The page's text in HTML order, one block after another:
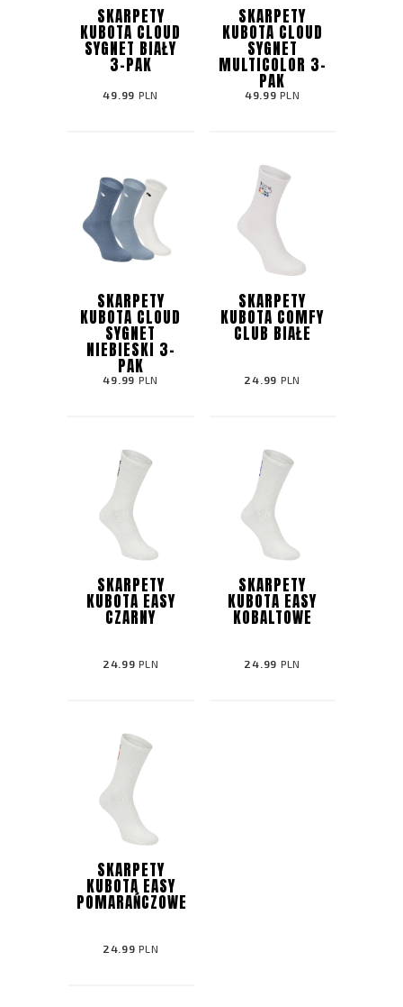
SKARPETY
KUBOTA CLOUD
SYGNET BIAŁY
3-PAK
49.99 PLN
SKARPETY
KUBOTA CLOUD
SYGNET
MULTICOLOR 3-
PAK
49.99 PLN
SKARPETY
KUBOTA CLOUD
SYGNET
NIEBIESKI 3-
PAK
49.99 PLN
SKARPETY
KUBOTA COMFY
CLUB BIAŁE
24.99 PLN
SKARPETY
KUBOTA EASY
CZARNY
24.99 PLN
SKARPETY
KUBOTA EASY
KOBALTOWE
24.99 PLN
SKARPETY
KUBOTA EASY
POMARAŃCZOWE
24.99 PLN